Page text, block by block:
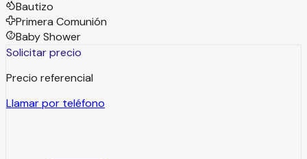
Bautizo
Primera Comunión
Baby Shower
Solicitar precio
Precio referencial
Llamar por teléfono